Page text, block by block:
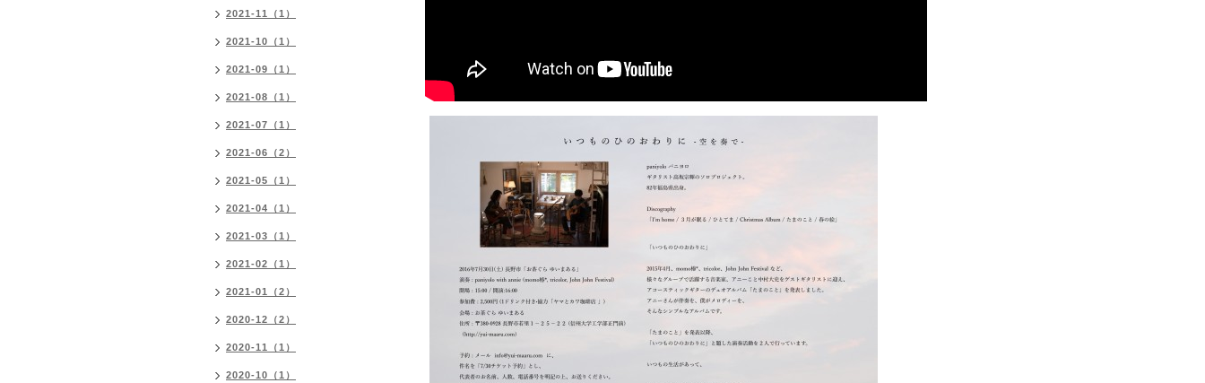
2021-11（1）
2021-10（1）
2021-09（1）
2021-08（1）
2021-07（1）
2021-06（2）
2021-05（1）
2021-04（1）
2021-03（1）
2021-02（1）
2021-01（2）
2020-12（2）
2020-11（1）
2020-10（1）